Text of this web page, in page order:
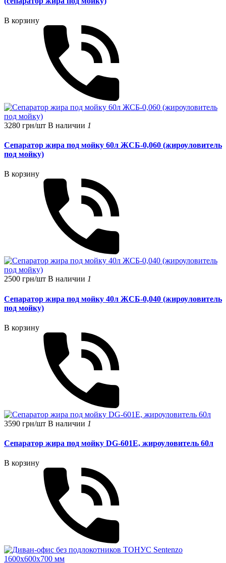
В корзину
3280 грн/шт В наличии 1
Сепаратор жира под мойку 60л ЖСБ-0,060 (жироуловитель
под мойку)
В корзину
2500 грн/шт В наличии 1
Сепаратор жира под мойку 40л ЖСБ-0,040 (жироуловитель
под мойку)
В корзину
3590 грн/шт В наличии 1
Сепаратор жира под мойку DG-601E, жироуловитель 60л
В корзину